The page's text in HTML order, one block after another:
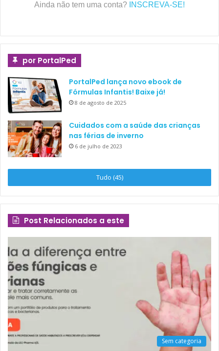
Ainda não tem uma conta? INSCREVA-SE!
por PortalPed
PortalPed lança novo ebook de
Fórmulas Infantis! Baixe já!
8 de agosto de 2025
Cuidados com a saúde das crianças
nas férias de inverno
6 de julho de 2023
Tudo (45)
Post Relacionados a este
Sem categoria